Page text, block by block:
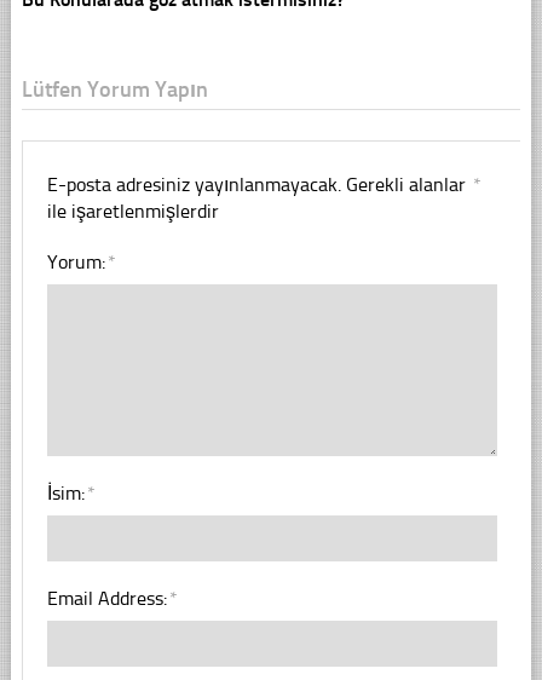
Lütfen Yorum Yapın
E-posta adresiniz yayınlanmayacak. Gerekli alanlar *
ile işaretlenmişlerdir
Yorum:*
İsim:*
Email Address:*